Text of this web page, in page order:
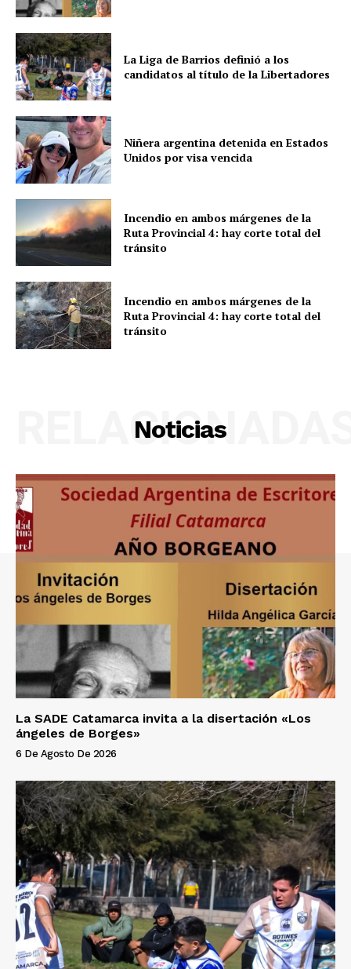
La Liga de Barrios definió a los
candidatos al título de la Libertadores
Niñera argentina detenida en Estados
Unidos por visa vencida
Incendio en ambos márgenes de la
Ruta Provincial 4: hay corte total del
tránsito
Incendio en ambos márgenes de la
Ruta Provincial 4: hay corte total del
tránsito
Noticias
La SADE Catamarca invita a la disertación «Los
ángeles de Borges»
6 De Agosto De 2026